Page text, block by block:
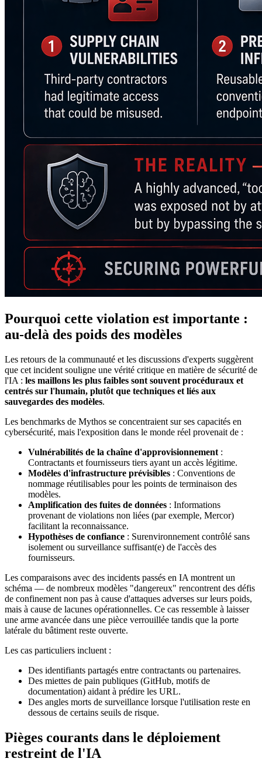
Pourquoi cette violation est importante :
au-delà des poids des modèles
Les retours de la communauté et les discussions d'experts suggèrent
que cet incident souligne une vérité critique en matière de sécurité de
l'IA : les maillons les plus faibles sont souvent procéduraux et
centrés sur l'humain, plutôt que techniques et liés aux
sauvegardes des modèles.
Les benchmarks de Mythos se concentraient sur ses capacités en
cybersécurité, mais l'exposition dans le monde réel provenait de :
Vulnérabilités de la chaîne d'approvisionnement :
Contractants et fournisseurs tiers ayant un accès légitime.
Modèles d'infrastructure prévisibles : Conventions de
nommage réutilisables pour les points de terminaison des
modèles.
Amplification des fuites de données : Informations
provenant de violations non liées (par exemple, Mercor)
facilitant la reconnaissance.
Hypothèses de confiance : Surenvironnement contrôlé sans
isolement ou surveillance suffisant(e) de l'accès des
fournisseurs.
Les comparaisons avec des incidents passés en IA montrent un
schéma — de nombreux modèles "dangereux" rencontrent des défis
de confinement non pas à cause d'attaques adverses sur leurs poids,
mais à cause de lacunes opérationnelles. Ce cas ressemble à laisser
une arme avancée dans une pièce verrouillée tandis que la porte
latérale du bâtiment reste ouverte.
Les cas particuliers incluent :
Des identifiants partagés entre contractants ou partenaires.
Des miettes de pain publiques (GitHub, motifs de
documentation) aidant à prédire les URL.
Des angles morts de surveillance lorsque l'utilisation reste en
dessous de certains seuils de risque.
Pièges courants dans le déploiement
restreint de l'IA